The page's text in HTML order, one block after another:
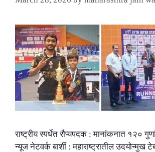
राष्ट्रीय स्पर्धेत रौप्यपदक : मानांकनात १२०
न्यूज नेटवर्क बार्शी : महाराष्ट्रातील उदयोन्मुख